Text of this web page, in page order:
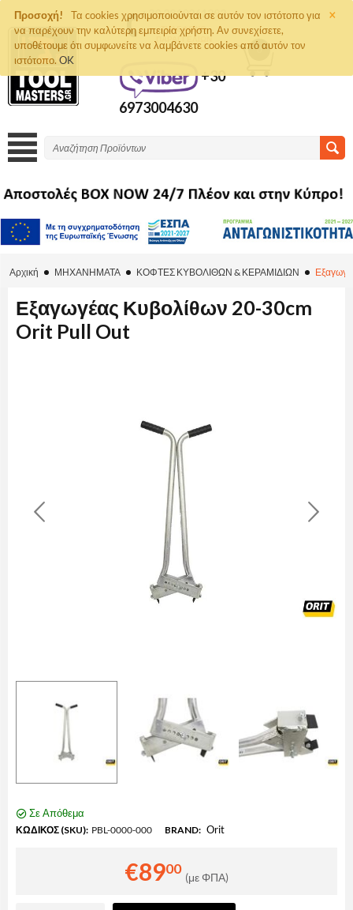
×
Προσοχή!
Τα cookies χρησιμοποιούνται σε αυτόν τον ιστότοπο για
να παρέχουν την καλύτερη εμπειρία χρήστη. Αν συνεχίσετε,
υποθέτουμε ότι συμφωνείτε να λαμβάνετε cookies από αυτόν τον
ιστότοπο. OK
+30 2810261292
ΤΗΛΈΦΩΝΟ
ΠΑΡΑΓΓΕΛΙΏΝ
+30
6973004630
0
Αρχική ΜΗΧΑΝΗΜΑΤΑ ΚΟΦΤΕΣ ΚΥΒΟΛΙΘΩΝ & ΚΕΡΑΜΙΔΙΩΝ
Εξαγωγέας Κυβολίθων 20-30cm
Orit Pull Out
Σε Απόθεμα
ΚΩΔΙΚΟΣ (SKU): PBL-0000-000 BRAND: Orit
€8900
(με ΦΠΑ)